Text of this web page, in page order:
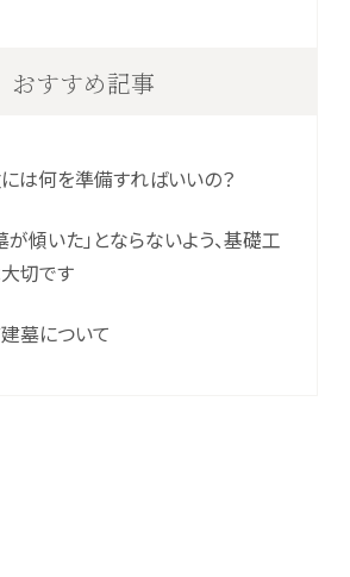
おすすめ記事
は何を準備すればいいの？
が傾いた」とならないよう、基礎工
切です
墓について